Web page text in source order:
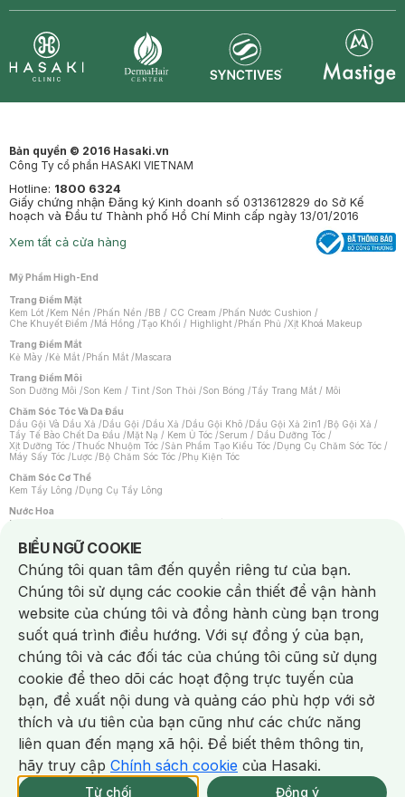
NowFree 2H Giao Nhanh Miễn Phí 2H Xem chi tiết
Mua online
Bản quyền © 2016 Hasaki.vn
Công Ty cổ phần HASAKI VIETNAM
Hotline: 1800 6324
Giấy chứng nhận Đăng ký Kinh doanh số 0313612829 do Sở Kế
hoạch và Đầu tư Thành phố Hồ Chí Minh cấp ngày 13/01/2016
Xem tất cả cửa hàng
Mỹ Phẩm High-End
Trang Điểm Mặt
Kem Lót /Kem Nền /Phấn Nền /BB / CC Cream /Phấn Nước Cushion /
Che Khuyết Điểm /Má Hồng /Tạo Khối / Highlight /Phấn Phủ /Xịt Khoá Makeup
Trang Điểm Mắt
Kẻ Mày /Kẻ Mắt /Phấn Mắt /Mascara
Trang Điểm Môi
Son Dưỡng Môi /Son Kem / Tint /Son Thỏi /Son Bóng /Tẩy Trang Mắt / Môi
Chăm Sóc Tóc Và Da Đầu
Dầu Gội Và Dầu Xả /Dầu Gội /Dầu Xả /Dầu Gội Khô /Dầu Gội Xả 2in1 /Bộ Gội Xả /
Tẩy Tế Bào Chết Da Đầu /Mặt Nạ / Kem Ủ Tóc /Serum / Dầu Dưỡng Tóc /
Xịt Dưỡng Tóc /Thuốc Nhuộm Tóc /Sản Phẩm Tạo Kiểu Tóc /Dụng Cụ Chăm Sóc Tóc /
Máy Sấy Tóc /Lược /Bộ Chăm Sóc Tóc /Phụ Kiện Tóc
Chăm Sóc Cơ Thể
Kem Tẩy Lông /Dụng Cụ Tẩy Lông
Nước Hoa
Nước Hoa Nữ
Chăm Sóc Cá Nhân
Chống Muỗi /Khẩu Trang /Máy Massage/Mặt Nạ Xông Hơi /Nước Rửa Tay/
Sản Phẩm Chăm Sóc Khác /Bàn Chải Đánh Răng /Bàn Chải Điện/
Hỗ Trợ Trắng Răng/Kem Đánh Răng /Máy Tăm Nước/ Nước Súc Miệng/
Tăm / Chỉ Nha Khoa/ Xịt Thơm Miệng / Dung Dịch Vệ Sinh/Dưỡng Vùng Kín/
Khăn Ướt Vệ Sinh Vùng Kín/Băng Vệ Sinh/Tampon/Bọt Cạo Râu /Dao Cạo Râu/
Máy Cạo Râu
Vấn Đề Về Da
Da Dầu / Lỗ Chân Lông To/ Da Khô / Mất Nước/ Da Lão Hóa/ Da Mụn/
Da Nhạy Cảm / Kích Ứng
Da Xỉn Màu Thâm / Nám / Tàn Nhang
Quầng Thâm & Bọng Mắt /Sẹo /Viêm Da Cơ Địa
Dụng Cụ / Phụ Kiện Chăm Sóc Da
Bông Tẩy Trang
Khăn Lau Mặt Khô Dụng Cụ / Máy Rửa Mặt Máy Chăm Sóc Da
Dụng Cụ Chăm Sóc Khác
BIỂU NGỮ COOKIE
Notice about cookies usage
Chúng tôi quan tâm đến quyền riêng tư của bạn.
Chúng tôi sử dụng các cookie cần thiết để vận hành
website của chúng tôi và đồng hành cùng bạn trong
suốt quá trình điều hướng. Với sự đồng ý của bạn,
chúng tôi và các đối tác của chúng tôi cũng sử dụng
cookie để theo dõi các hoạt động trực tuyến của
bạn, đề xuất nội dung và quảng cáo phù hợp với sở
thích và ưu tiên của bạn cũng như các chức năng
liên quan đến mạng xã hội. Để biết thêm thông tin,
hãy truy cập Chính sách cookie của Hasaki.
Từ chối Đồng ý